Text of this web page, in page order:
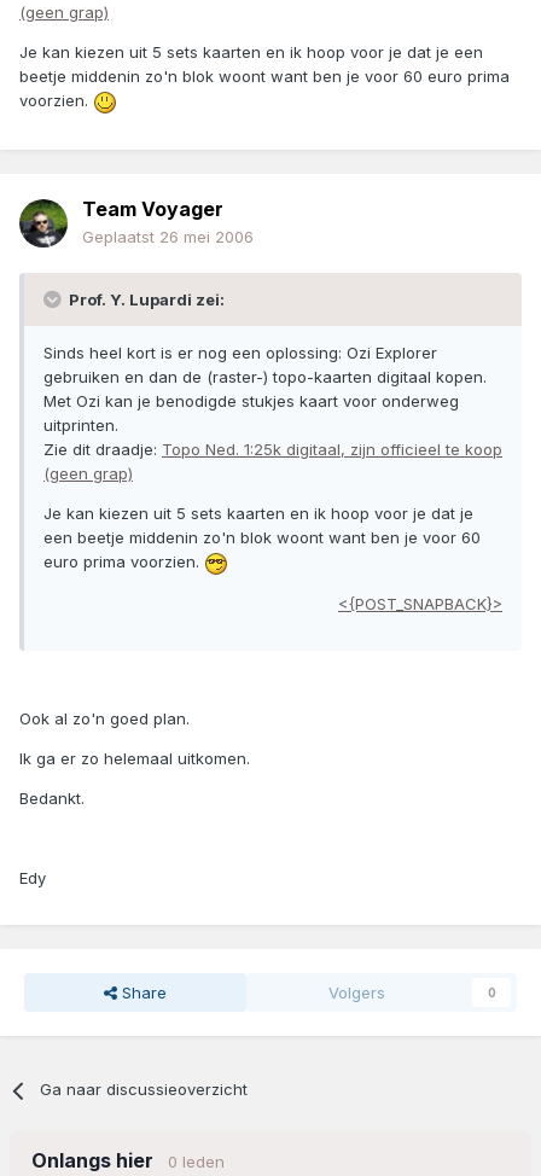
(geen grap)
Je kan kiezen uit 5 sets kaarten en ik hoop voor je dat je een
beetje middenin zo'n blok woont want ben je voor 60 euro prima
voorzien.
Team Voyager
Geplaatst 26 mei 2006
Prof. Y. Lupardi zei:
Sinds heel kort is er nog een oplossing: Ozi Explorer
gebruiken en dan de (raster-) topo-kaarten digitaal kopen.
Met Ozi kan je benodigde stukjes kaart voor onderweg
uitprinten.
Zie dit draadje: Topo Ned. 1:25k digitaal, zijn officieel te koop
(geen grap)
Je kan kiezen uit 5 sets kaarten en ik hoop voor je dat je
een beetje middenin zo'n blok woont want ben je voor 60
euro prima voorzien.
<{POST_SNAPBACK}>
Ook al zo'n goed plan.
Ik ga er zo helemaal uitkomen.
Bedankt.
Edy
Share Volgers 0
Ga naar discussieoverzicht
Onlangs hier 0 leden